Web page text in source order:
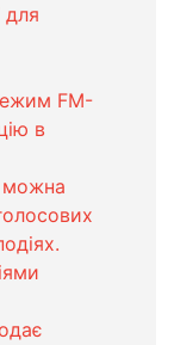
для
FM-
в
можна